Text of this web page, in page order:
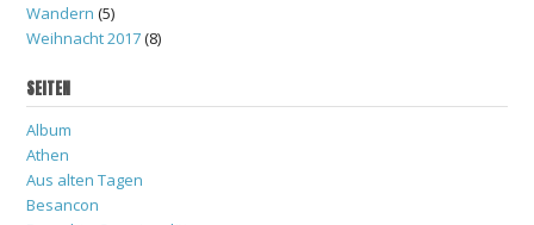
Wandern (5)
Weihnacht 2017(8)
SEITEN
Album
Athen
Aus alten Tagen
Besancon